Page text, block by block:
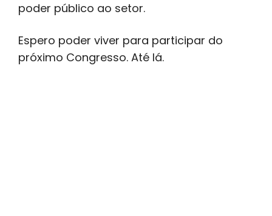
poder público ao setor.
Espero poder viver para participar do
próximo Congresso. Até lá.